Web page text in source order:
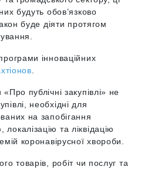
будуть обов’язково
буде діяти протягом
інноваційних
публічні закупівлі» не
необхідні для
на запобігання
та ліквідацію
коронавірусної хвороби.
товарів, робіт чи послуг та